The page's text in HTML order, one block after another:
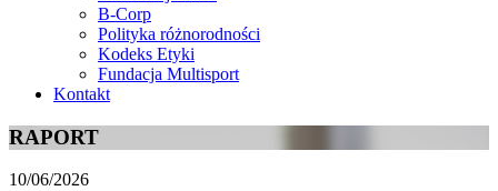
B-Corp
Polityka różnorodności
Kodeks Etyki
Fundacja Multisport
Kontakt
RAPORT
10/06/2026